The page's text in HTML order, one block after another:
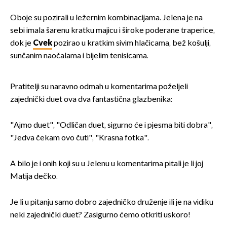
Oboje su pozirali u ležernim kombinacijama. Jelena je na
sebi imala šarenu kratku majicu i široke poderane traperice,
dok je Cvekpozirao u kratkim sivim hlačicama, bež košulji,
sunčanim naočalama i bijelim tenisicama.
Pratitelji su naravno odmah u komentarima poželjeli
zajednički duet ova dva fantastična glazbenika:
"Ajmo duet", "Odličan duet, sigurno će i pjesma biti dobra",
"Jedva čekam ovo čuti", "Krasna fotka".
A bilo je i onih koji su u Jelenu u komentarima pitali je li joj
Matija dečko.
Je li u pitanju samo dobro zajedničko druženje ili je na vidiku
neki zajednički duet? Zasigurno ćemo otkriti uskoro!